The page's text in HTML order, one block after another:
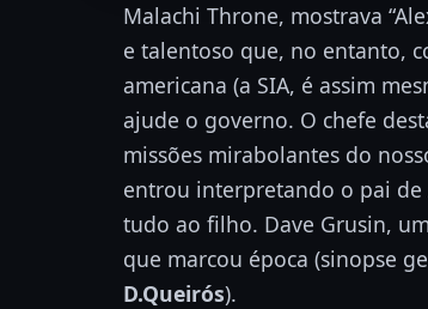
Malachi Throne, mostrava
e talentoso que, no entanto,
americana (a SIA, é assim
ajude o governo. O chefe
missões mirabolantes do
entrou interpretando o pai de
tudo ao filho. Dave Grusin,
que marcou época (sinopse
D.Queirós).